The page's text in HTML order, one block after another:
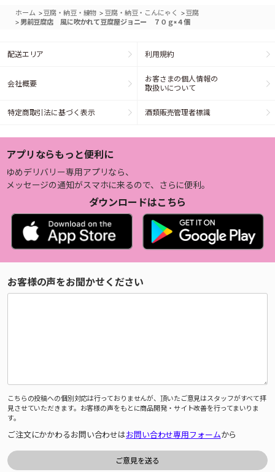
ホーム >豆腐・納豆・練物 > 豆腐・納豆・こんにゃく >豆腐
> 男前豆腐店 風に吹かれて豆腐屋ジョニー ７０ｇ×４個
配送エリア 利用規約
会社概要
お客さまの個人情報の
取扱いについて
特定商取引法に基づく表示 酒類販売管理者標識
アプリならもっと便利に
ゆめデリバリー専用アプリなら、
メッセージの通知がスマホに来るので、さらに便利。
ダウンロードはこちら
お客様の声をお聞かせください
こちらの投稿への個別対応は行っておりませんが、頂いたご意見はスタッフがすべて拝
見させていただきます。お客様の声をもとに商品開発・サイト改善を行ってまいりま
す。
ご注文にかかわるお問い合わせはお問い合わせ専用フォームから